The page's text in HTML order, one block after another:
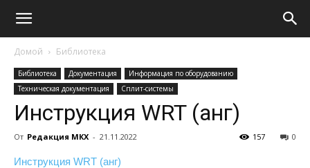
Домой Библиотека
Библиотека Документация
Информация по оборудованию
Техническая документация
Сплит-системы
Инструкция WRT (анг)
От Редакция МКХ - 21.11.2022 0
157
Инструкция WRT (анг)